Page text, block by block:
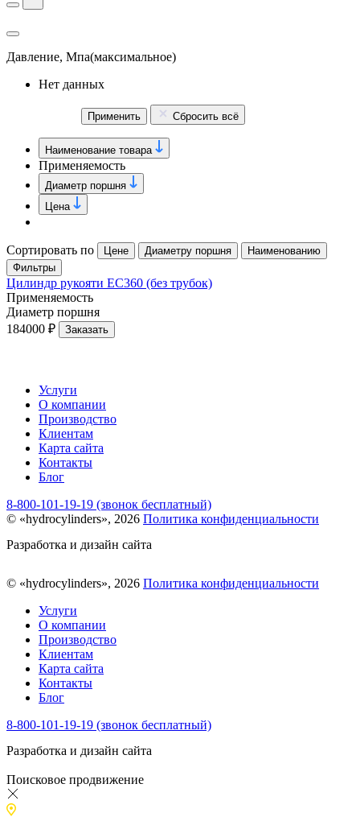
Давление, Мпа(максимальное)
Нет данных
Применить Сбросить всё
Наименование товара
Применяемость
Диаметр поршня
Цена
Сортировать по Цене Диаметру поршня
Наименованию
Фильтры
Цилиндр рукояти EC360 (без трубок)
Применяемость
Диаметр поршня
184000 ₽
Заказать
Услуги
О компании
Производство
Клиентам
Карта сайта
Контакты
Блог
8-800-101-19-19 (звонок бесплатный)
© «hydrocylinders», 2026 Политика конфиденциальности
Разработка и дизайн сайта
© «hydrocylinders», 2026 Политика конфиденциальности
Услуги
О компании
Производство
Клиентам
Карта сайта
Контакты
Блог
8-800-101-19-19 (звонок бесплатный)
Разработка и дизайн сайта
Поисковое продвижение